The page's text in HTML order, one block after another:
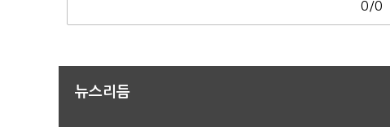
0/0
뉴스리듬